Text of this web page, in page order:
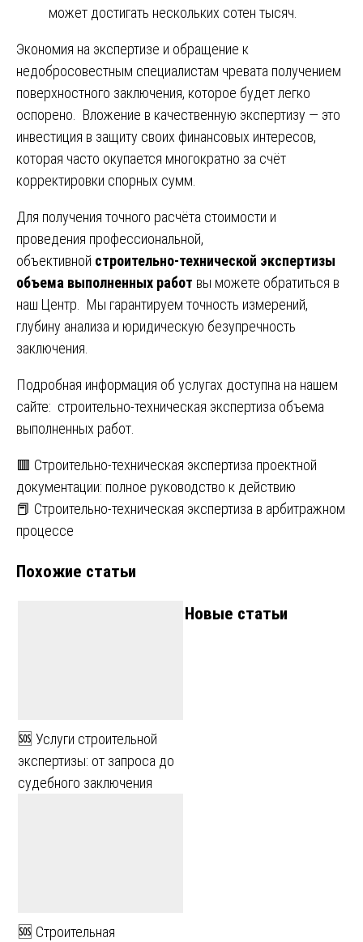
может достигать нескольких сотен тысяч.
Экономия на экспертизе и обращение к
недобросовестным специалистам чревата получением
поверхностного заключения, которое будет легко
оспорено. Вложение в качественную экспертизу — это
инвестиция в защиту своих финансовых интересов,
которая часто окупается многократно за счёт
корректировки спорных сумм.
Для получения точного расчёта стоимости и
проведения профессиональной,
объективной строительно-технической экспертизы
объема выполненных работ вы можете обратиться в
наш Центр. Мы гарантируем точность измерений,
глубину анализа и юридическую безупречность
заключения.
Подробная информация об услугах доступна на нашем
сайте: строительно-техническая экспертиза объема
выполненных работ
Навигация
по
записям
🟥 Строительно-техническая экспертиза проектной
документации: полное руководство к действию
📕 Строительно-техническая экспертиза в арбитражном
процессе
Похожие статьи
🆘 Услуги строительной
экспертизы: от запроса до
судебного заключения
🆘 Строительная
Новые статьи